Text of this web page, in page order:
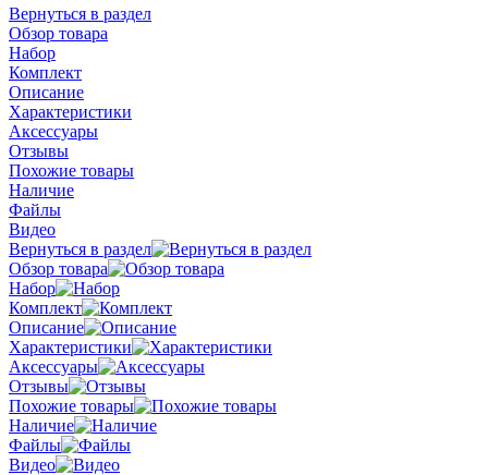
Вернуться в раздел
Обзор товара
Набор
Комплект
Описание
Характеристики
Аксессуары
Отзывы
Похожие товары
Наличие
Файлы
Видео
Вернуться в раздел
Обзор товара
Набор
Комплект
Описание
Характеристики
Аксессуары
Отзывы
Похожие товары
Наличие
Файлы
Видео